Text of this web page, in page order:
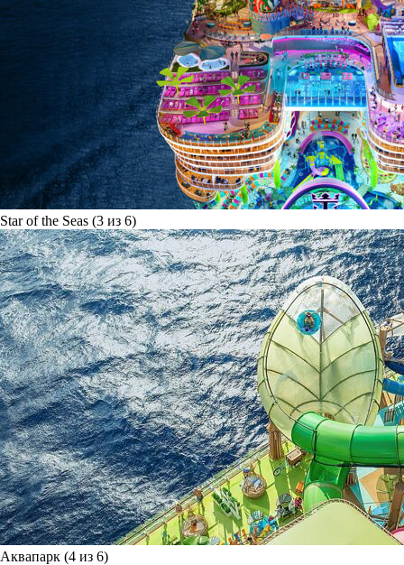
Star of the Seas (3 из 6)
Аквапарк (4 из 6)